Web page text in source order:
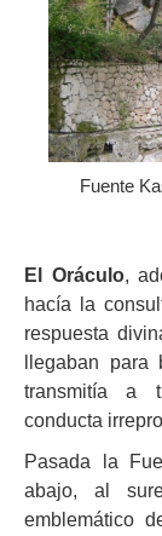
Fuente
El Oráculo,
hacía la
respuesta
llegaban
transmitía a
conducta
Pasada la
abajo, al
emblemático